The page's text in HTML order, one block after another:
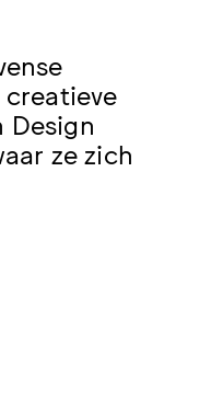
Design
ze zich